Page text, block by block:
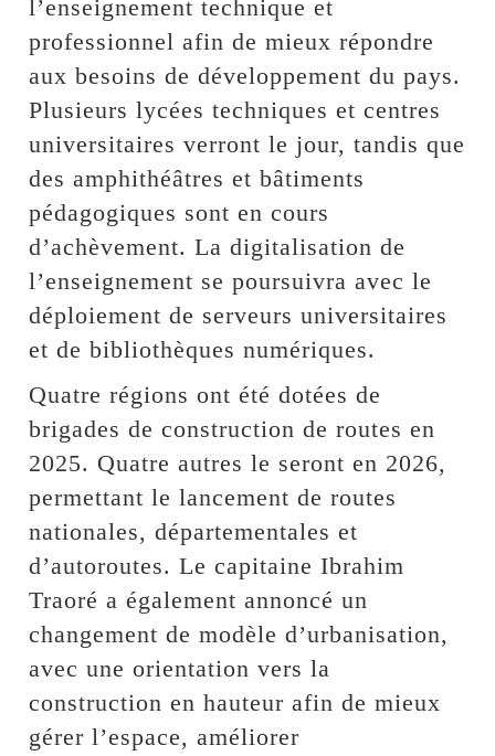
l’enseignement technique et
professionnel afin de mieux répondre
aux besoins de développement du pays.
Plusieurs lycées techniques et centres
universitaires verront le jour, tandis que
des amphithéâtres et bâtiments
pédagogiques sont en cours
d’achèvement. La digitalisation de
l’enseignement se poursuivra avec le
déploiement de serveurs universitaires
et de bibliothèques numériques.
Quatre régions ont été dotées de
brigades de construction de routes en
2025. Quatre autres le seront en 2026,
permettant le lancement de routes
nationales, départementales et
d’autoroutes. Le capitaine Ibrahim
Traoré a également annoncé un
changement de modèle d’urbanisation,
avec une orientation vers la
construction en hauteur afin de mieux
gérer l’espace, améliorer